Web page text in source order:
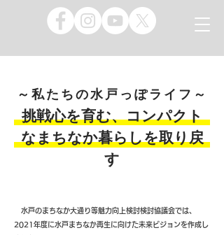
​～私たちの水戸っぽライフ～
​挑戦心を育む、コンパクト
なまちなか暮らしを取り戻
す
水戸のまちなか大通り等魅力向上検討検討協議会では、
2021年度に水戸まちなか再生に向けた未来ビジョンを作成し